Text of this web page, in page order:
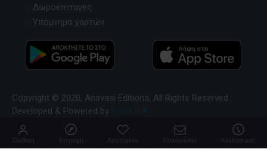
Δωροεπιταγές
Υπόμνημα χαρτών
Copyright © 2020, Anavasi Editions, All Rights Reserved.
Developed & Powered by
Σύνδεση Εγγραφή Αγαπημένα Επικοινωνία Καλέστε μας